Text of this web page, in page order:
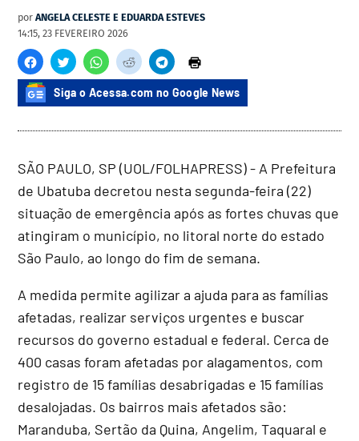
por ANGELA CELESTE E EDUARDA ESTEVES
14:15, 23 FEVEREIRO 2026
Siga o Acessa.com no Google News
SÃO PAULO, SP (UOL/FOLHAPRESS) - A Prefeitura
de Ubatuba decretou nesta segunda-feira (22)
situação de emergência após as fortes chuvas que
atingiram o município, no litoral norte do estado
São Paulo, ao longo do fim de semana.
A medida permite agilizar a ajuda para as famílias
afetadas, realizar serviços urgentes e buscar
recursos do governo estadual e federal. Cerca de
400 casas foram afetadas por alagamentos, com
registro de 15 famílias desabrigadas e 15 famílias
desalojadas. Os bairros mais afetados são:
Maranduba, Sertão da Quina, Angelim, Taquaral e